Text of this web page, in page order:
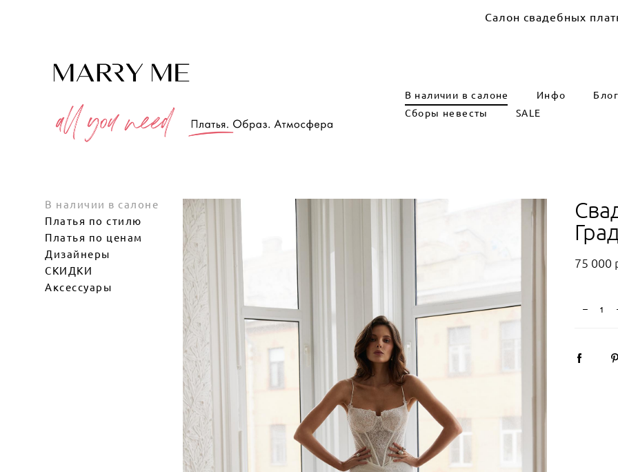
Салон свадебных платьев
В наличии в салоне Инфо Блог
Сборы невесты
SALE
В наличии в салоне
Платья по стилю
Платья по ценам
Дизайнеры
СКИДКИ
Аксессуары
75 000